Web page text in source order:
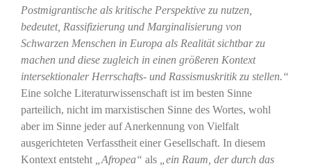
Postmigrantische als kritische Perspektive zu nutzen,
bedeutet, Rassifizierung und Marginalisierung von
Schwarzen Menschen in Europa als Realität sichtbar zu
machen und diese zugleich in einen größeren Kontext
intersektionaler Herrschafts- und Rassismuskritik zu stellen.“
Eine solche Literaturwissenschaft ist im besten Sinne
parteilich, nicht im marxistischen Sinne des Wortes, wohl
aber im Sinne jeder auf Anerkennung von Vielfalt
ausgerichteten Verfasstheit einer Gesellschaft. In diesem
Kontext entsteht
„Afropea“ als
„ein Raum, der durch das